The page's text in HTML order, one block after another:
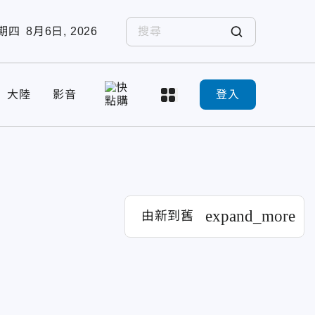
四 8月6日, 2026
大陸 影音 登入
由新到舊 expand_more